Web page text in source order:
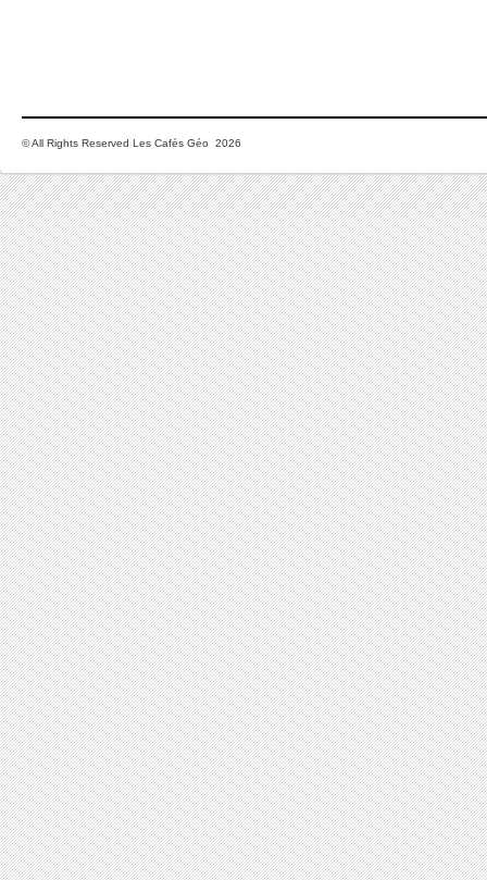
© All Rights Reserved Les Cafés Géo 2026